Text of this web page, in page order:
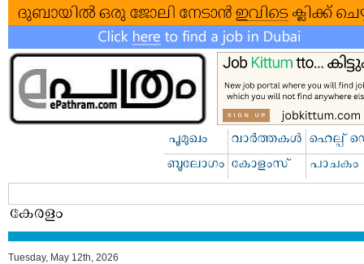
Tuesday, May 12th, 2026